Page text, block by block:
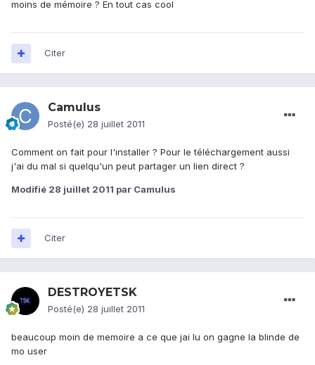
moins de mémoire ? En tout cas cool
Citer
Camulus
Posté(e) 28 juillet 2011
Comment on fait pour l'installer ? Pour le téléchargement aussi
j'ai du mal si quelqu'un peut partager un lien direct ?
Modifié 28 juillet 2011 par Camulus
Citer
DESTROYETSK
Posté(e) 28 juillet 2011
beaucoup moin de memoire a ce que jai lu on gagne la blinde de
mo user